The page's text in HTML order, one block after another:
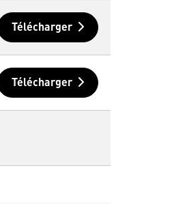
Télécharger
Télécharger